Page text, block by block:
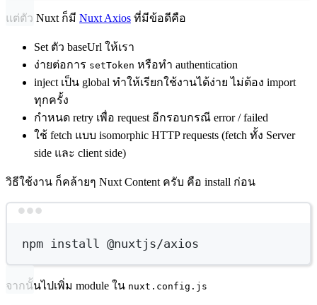
แต่ตัว Nuxt ก็มี Nuxt Axios ที่มีข้อดีคือ
Set ตัว baseUrl ให้เรา
ง่ายต่อการ setToken หรือทำ authentication
inject เป็น global ทำให้เรียกใช้งานได้ง่าย ไม่ต้อง import
ทุกครั้ง
กำหนด retry เพื่อ request อีกรอบกรณี error / failed
ใช้ fetch แบบ isomorphic HTTP requests (fetch ทั้ง Server
side และ client side)
วิธีใช้งาน ก็คล้ายๆ Nuxt Content ครับ คือ install ก่อน
npm install @nuxtjs/axios
จากนั้นไปเพิ่ม module ใน nuxt.config.js